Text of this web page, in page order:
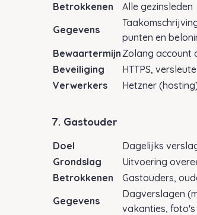
Betrokkenen
Alle gezinsleden
Gegevens
punten en
BewaartermijnZolang account
Beveiliging
HTTPS,
Verwerkers
Hetzner
7. Gastouder
Doel
Dagelijks
Grondslag
Uitvoering
Betrokkenen
Gastouders,
Gegevens
Dagverslagen
vakanties,